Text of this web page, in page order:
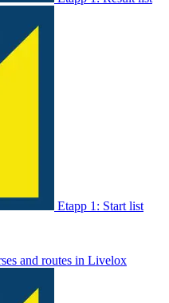
Etapp 1: Start list
and routes in Livelox